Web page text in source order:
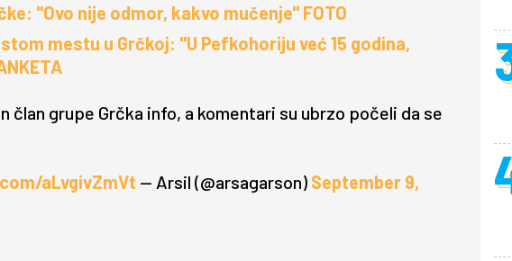
"Ovo nije odmor, kakvo mučenje" FOTO
mestu u Grčkoj: "U Pefkohoriju već 15 godina,
član grupe Grčka info, a komentari su ubrzo počeli da se
aLvgivZmVt — Arsil (@arsagarson) September 9,